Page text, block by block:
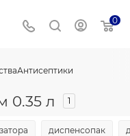
0
Антисептики
0.35 л 1
диспенсопак